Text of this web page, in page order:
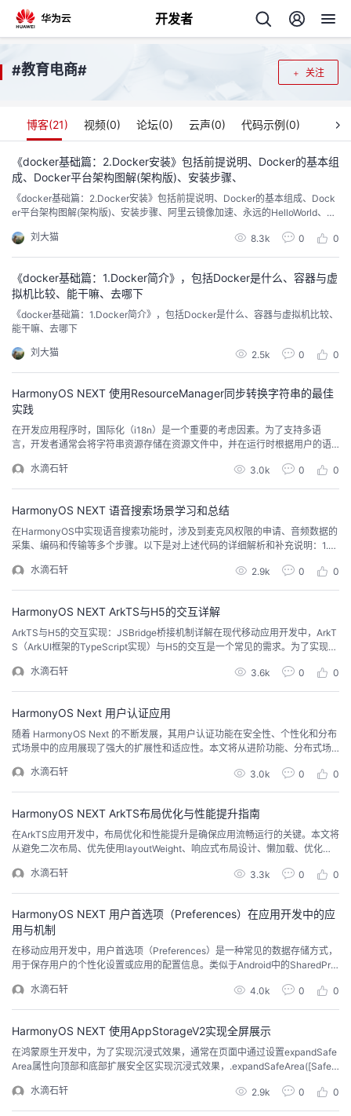
开发者
返
回
个
页
开
我
博
客
的
论
坛
我
的
圈
我
的
播
我
活
的
注
的
者
堂
我
的
课
程
我
的
认
我
的
验
我
收
我
Programs
的
支
我
的
技
支
我
的
声
议
关注
#教育电商#
博客(21) 视频(0) 论坛(0) 云声(0) 代码示例(0)
《docker基础篇：2.Docker安装》包括前提说明、Docker的基本组
成、Docker平台架构图解(架构版)、安装步骤、
《docker基础篇：2.Docker安装》包括前提说明、Docker的基本组成、Dock
er平台架构图解(架构版)、安装步骤、阿里云镜像加速、永远的HelloWorld、底
刘大猫
8.3k 0 0
《docker基础篇：1.Docker简介》，包括Docker是什么、容器与虚
拟机比较、能干嘛、去哪下
《docker基础篇：1.Docker简介》，包括Docker是什么、容器与虚拟机比较、
能干嘛、去哪下
刘大猫 2.5k 0 0
HarmonyOS NEXT 使用ResourceManager同步转换字符串的最佳
实践
在开发应用程序时，国际化（i18n）是一个重要的考虑因素。为了支持多语
言，开发者通常会将字符串资源存储在资源文件中，并在运行时根据用户的语
源字符串的功能。本文将介绍如何使用 ResourceManager 的 getStringSyn
c 方法同步获取字符串资源，并将其封装成一个可复用的方法，以便在ArkU...
水滴石轩 3.0k 0 0
HarmonyOS NEXT 语音搜索场景学习和总结
在HarmonyOS中实现语音搜索功能时，涉及到麦克风权限的申请、音频数据的
采集、编码和传输等多个步骤。以下是对上述代码的详细解析和补充说明：1.
ion.MICROPHONE权限。在代码中，通过GRPermissionsUtils.checkPermissi
ons方法来检查和申请权限。如果权限被授予，则...
水滴石轩 2.9k 0 0
HarmonyOS NEXT ArkTS与H5的交互详解
ArkTS与H5的交互实现：JSBridge桥接机制详解在现代移动应用开发中，ArkT
S（ArkUI框架的TypeScript实现）与H5的交互是一个常见的需求。为了实现这
何在ArkTS侧与H5之间建立JSBridge桥接，并通过具体的代码示例展示如何实
现双向通信。1. JSBridge桥接机制概述JSBridge是...
水滴石轩 3.6k 0 0
HarmonyOS Next 用户认证应用
随着 HarmonyOS Next 的不断发展，其用户认证功能在安全性、个性化和分布
式场景中的应用展现了强大的扩展性和适应性。本文将从进阶功能、分布式场
创新与优势。一、HarmonyOS Next 用户认证的进阶功能生物特征认证的高级
特性HarmonyOS Next 在生物特征认证方面引入了多项先进技术。指纹...
水滴石轩 3.0k 0 0
HarmonyOS NEXT ArkTS布局优化与性能提升指南
在ArkTS应用开发中，布局优化和性能提升是确保应用流畅运行的关键。本文将
从避免二次布局、优先使用layoutWeight、响应式布局设计、懒加载、优化大
必要的二次布局二次布局通常发生在子元素尺寸或位置发生变化时，导致父容
器需要重新计算布局。以下是常见的二次布局场景及优化方法：场景1：动态改
水滴石轩 3.3k 0 0
HarmonyOS NEXT 用户首选项（Preferences）在应用开发中的应
用与机制
在移动应用开发中，用户首选项（Preferences）是一种常见的数据存储方式，
用于保存用户的个性化设置或应用的配置信息。类似于Android中的SharedPref
存和本地文件中。本文将详细介绍Preferences的概念、运作机制、API使用以
及相关的限制。一、用户首选项（Preferences...
水滴石轩 4.0k 0 0
HarmonyOS NEXT 使用AppStorageV2实现全屏展示
在鸿蒙原生开发中，为了实现沉浸式效果，通常在页面中通过设置expandSafe
Area属性向顶部和底部扩展安全区实现沉浸式效果，.expandSafeArea([SafeA
成后，发现没有实现想要的效果，就需要点击ArkUI Inspector查看当前展示试
图层级中，哪些试...
水滴石轩 2.9k 0 0